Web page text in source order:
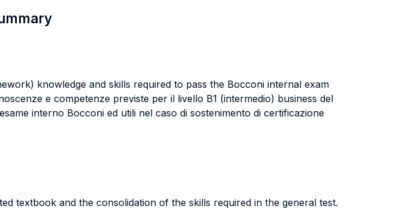
knowledge and skills required to pass the Bocconi internal exam
e competenze previste per il livello B1 (intermedio) business del
interno Bocconi ed utili nel caso di sostenimento di certificazione
textbook and the consolidation of the skills required in the general test.